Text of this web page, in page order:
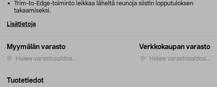
Myymälän varasto
Hakee varastosaldoa...
Verkkokaupan varasto
Hakee varastosaldoa...
Trim-to-Edge-toiminto leikkaa läheltä reunoja siistin lopputuloksen
takaamiseksi.
Lisätietoja
Tuotetiedot